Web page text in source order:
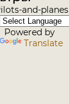
and-planes
Powered by
Translate